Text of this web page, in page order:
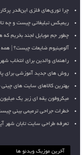
چرا توری‌های فلزی این‌قدر
ریمیکس تبلیغاتی چیست و چه
چطور جم موبایل لجند بخریم
آلومینیوم ضایعات چیست؟ |
راهنمای والدین برای انتخاب
روش های جدید آموزشی برای
بهترین کالاهای سایت های چینی
میکروفون یقه ای زیر یک میلیون
خطرات جراحی ترمیمی بینی
تعرفه طراحی سایت تابان شهر
آخرین موزیک ویدئو ها